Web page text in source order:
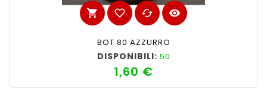
shopping_cart favorite_border cached visibility
BOT 80 AZZURRO
DISPONIBILI: 50
1,60 €